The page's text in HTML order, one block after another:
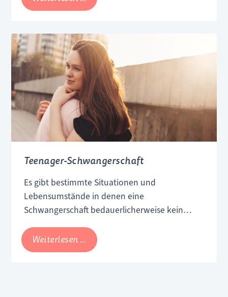
ankündigen. Mehrlingsschwangerschaften
eine Ausnahme. Unter den 78.952 Babys, die
2012 das Licht der Welt erblickten, gab es laut
Statistik Austria 1.223 Mal Zwillinge, 19 Mal
Drillinge und 1 Mal Vierlinge.
&
Teenager-Schwangerschaft
Es gibt bestimmte Situationen und
Lebensumstände in denen eine
Schwangerschaft bedauerlicherweise kein
anderem der Fall, wenn minderjährige
Mädchen ungewollt schwanger werden. Die
Weiterlesen … Teenager-
Schwangerschaft